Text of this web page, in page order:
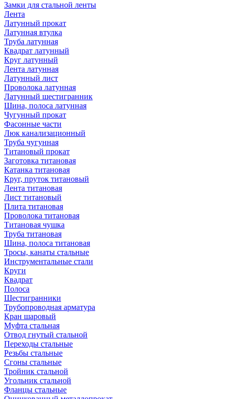
Замки для стальной ленты
Лента
Латунный прокат
Латунная втулка
Труба латунная
Квадрат латунный
Круг латунный
Лента латунная
Латунный лист
Проволока латунная
Латунный шестигранник
Шина, полоса латунная
Чугунный прокат
Фасонные части
Люк канализационный
Труба чугунная
Титановый прокат
Заготовка титановая
Катанка титановая
Круг, пруток титановый
Лента титановая
Лист титановый
Плита титановая
Проволока титановая
Титановая чушка
Труба титановая
Шина, полоса титановая
Тросы, канаты стальные
Инструментальные стали
Круги
Квадрат
Полоса
Шестигранники
Трубопроводная арматура
Кран шаровый
Муфта стальная
Отвод гнутый стальной
Переходы стальные
Резьбы стальные
Сгоны стальные
Тройник стальной
Угольник стальной
Фланцы стальные